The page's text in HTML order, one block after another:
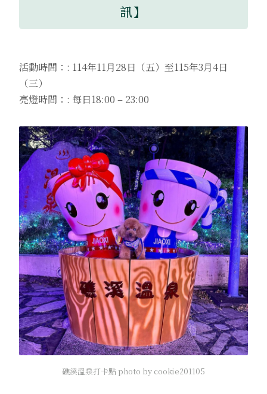
訊】
活動時間：: 114年11月28日（五）至115年3月4日
（三）
亮燈時間：: 每日18:00 – 23:00
礁溪溫泉打卡點 photo by cookie201105